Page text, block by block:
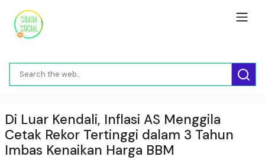
Di Luar Kendali, Inflasi AS Menggila
Cetak Rekor Tertinggi dalam 3 Tahun
Imbas Kenaikan Harga BBM